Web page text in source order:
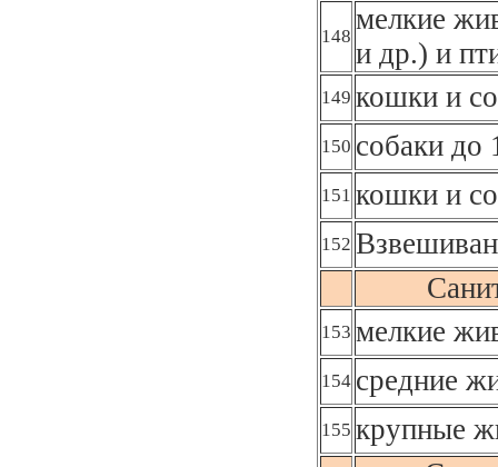
148
мелкие
и др.) и
149 кошки и
150 собаки до
151 кошки и
152
153 мелкие
154 средние
155 крупные